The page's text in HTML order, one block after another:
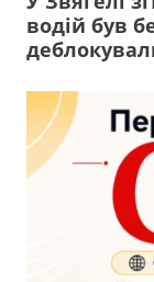
водій був